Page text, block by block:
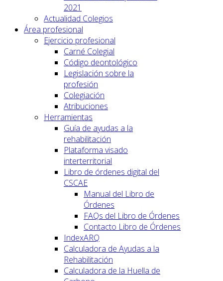
2021
Actualidad Colegios
Área profesional
Ejercicio profesional
Carné Colegial
Código deontológico
Legislación sobre la
profesión
Colegiación
Atribuciones
Herramientas
Guía de ayudas a la
rehabilitación
Plataforma visado
interterritorial
Libro de órdenes digital del
CSCAE
Manual del Libro de
Órdenes
FAQs del Libro de Órdenes
Contacto Libro de Órdenes
IndexARQ
Calculadora de Ayudas a la
Rehabilitación
Calculadora de la Huella de